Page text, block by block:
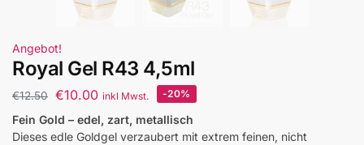
Angebot!
Royal Gel R43 4,5ml
€12.50 €10.00 inkl Mwst. -20%
Fein Gold – edel, zart, metallisch
Dieses edle Goldgel verzaubert mit extrem feinen, nicht